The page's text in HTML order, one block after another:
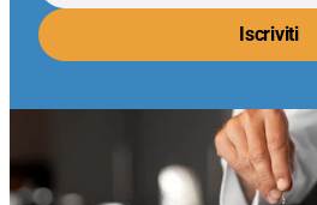
Iscriviti